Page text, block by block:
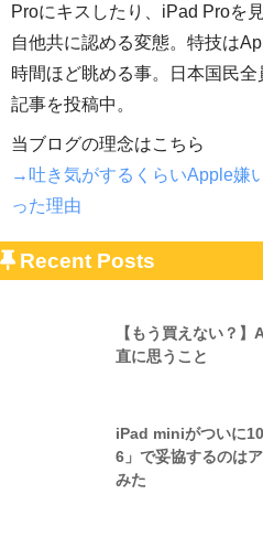
Proにキスしたり、iPad Proを
自他共に認める変態。特技は
時間ほど眺める事。日本国民
記事を投稿中。
当ブログの理念はこちら
→吐き気がするくらいApple嫌
った理由
Recent Posts
【もう買えない？
直に思うこと
iPad miniがついに
6」で妥協するのは
みた